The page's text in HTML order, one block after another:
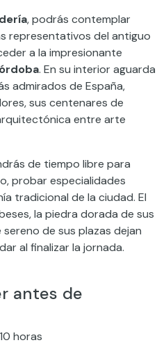
, podrás contemplar
representativos del antiguo
a la impresionante
. En su interior aguarda
admirados de España,
sus centenares de
entre arte
de tiempo libre para
probar especialidades
tradicional de la ciudad. El
la piedra dorada de sus
de sus plazas dejan
al finalizar la jornada.
antes de
horas